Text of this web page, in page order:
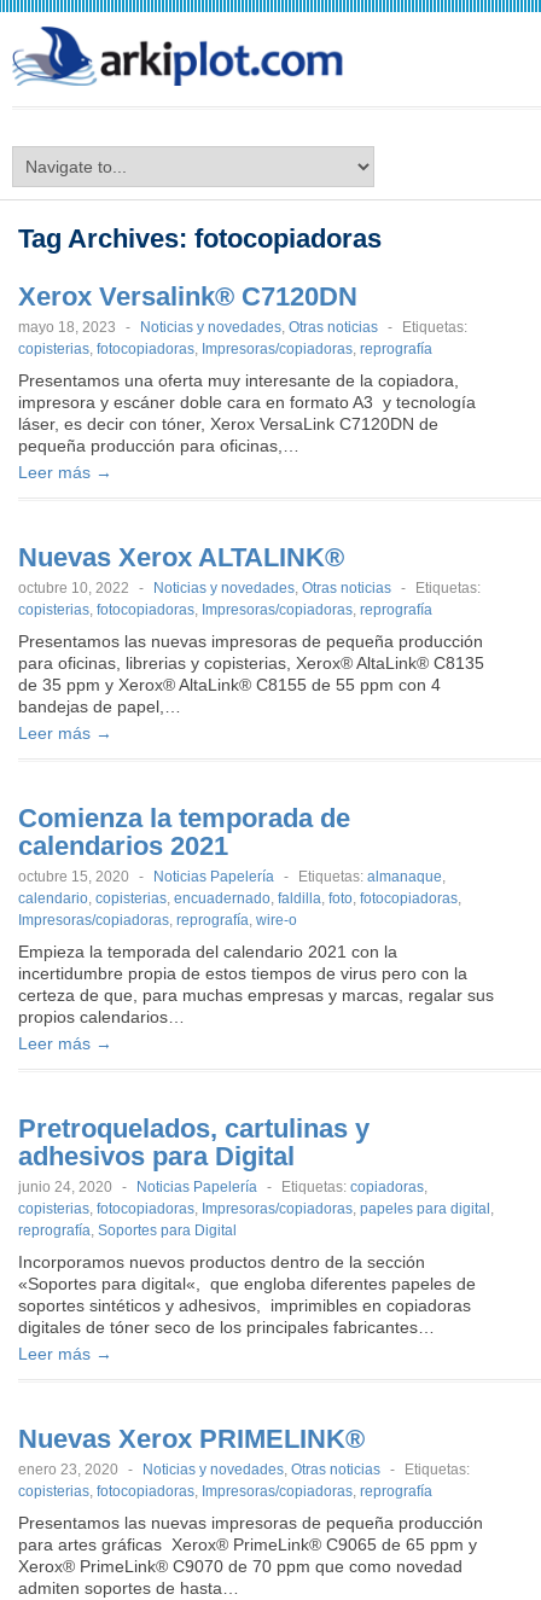
Tag Archives: fotocopiadoras
Xerox Versalink® C7120DN
mayo 18, 2023 - Noticias y novedades, Otras noticias -
Etiquetas:
copisterias, fotocopiadoras, Impresoras/copiadoras, reprografía
Presentamos una oferta muy interesante de la copiadora,
impresora y escáner doble cara en formato A3 y tecnología
láser, es decir con tóner, Xerox VersaLink C7120DN de
pequeña producción para oficinas,…
Leer más →
Nuevas Xerox ALTALINK®
octubre 10, 2022 - Noticias y novedades, Otras noticias -
Etiquetas:
copisterias, fotocopiadoras, Impresoras/copiadoras, reprografía
Presentamos las nuevas impresoras de pequeña producción
para oficinas, librerias y copisterias, Xerox® AltaLink® C8135
de 35 ppm y Xerox® AltaLink® C8155 de 55 ppm con 4
bandejas de papel,…
Leer más →
Comienza la temporada de
calendarios 2021
octubre 15, 2020 - Noticias Papelería - Etiquetas: almanaque,
calendario, copisterias, encuadernado, faldilla, foto, fotocopiadoras,
Impresoras/copiadoras, reprografía, wire-o
Empieza la temporada del calendario 2021 con la
incertidumbre propia de estos tiempos de virus pero con la
certeza de que, para muchas empresas y marcas, regalar sus
propios calendarios…
Leer más →
Pretroquelados, cartulinas y
adhesivos para Digital
junio 24, 2020 - Noticias Papelería - Etiquetas: copiadoras,
copisterias, fotocopiadoras, Impresoras/copiadoras, papeles para digital ,
reprografía, Soportes para Digital
Incorporamos nuevos productos dentro de la sección
«Soportes para digital«, que engloba diferentes papeles de
soportes sintéticos y adhesivos, imprimibles en copiadoras
digitales de tóner seco de los principales fabricantes…
Leer más →
Nuevas Xerox PRIMELINK®
enero 23, 2020 - Noticias y novedades, Otras noticias -
Etiquetas:
copisterias, fotocopiadoras, Impresoras/copiadoras, reprografía
Presentamos las nuevas impresoras de pequeña producción
para artes gráficas Xerox® PrimeLink® C9065 de 65 ppm y
Xerox® PrimeLink® C9070 de 70 ppm que como novedad
admiten soportes de hasta…